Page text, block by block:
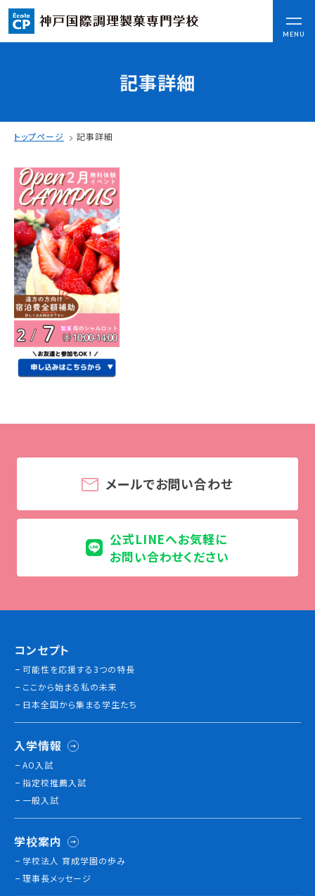
MENU
CLOSE
ここから始まる私の未来
入学情報
AO入試
指定校推薦入試
一般入試
学校案内
学校法人 育成学園の歩み
理事長メッセージ
学費サポート
調理学科
Wライセンスコース
資格・就職
就職について
内定者VOICE
インターンシップ
活躍する卒業生
学校の特長
チャレンジプログラム
フォローアップレッスン
サマーチャレンジ実習
Eラーニング
コンクールチャレンジ
記事詳細
トップページ 記事詳細
メールでお問い合わせ
公式LINEへお気軽に
お問い合わせください
コンセプト
可能性を応援する3つの特長
ここから始まる私の未来
日本全国から集まる学生たち
入学情報
AO入試
指定校推薦入試
一般入試
学校案内
学校法人 育成学園の歩み
理事長メッセージ